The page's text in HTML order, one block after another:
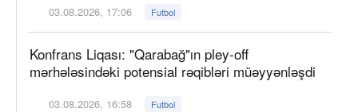
03.08.2026, 17:06 Futbol
Konfrans Liqası: "Qarabağ"ın pley-off
mərhələsindəki potensial rəqibləri müəyyənləşdi
03.08.2026, 16:58 Futbol